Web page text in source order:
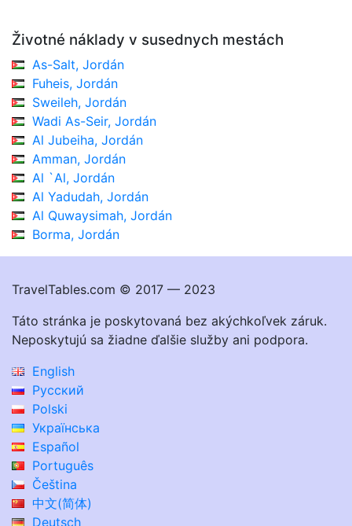
Životné náklady v susednych mestách
As-Salt, Jordán
Fuheis, Jordán
Sweileh, Jordán
Wadi As-Seir, Jordán
Al Jubeiha, Jordán
Amman, Jordán
Al `Al, Jordán
Al Yadudah, Jordán
Al Quwaysimah, Jordán
Borma, Jordán
TravelTables.com © 2017 — 2023
Táto stránka je poskytovaná bez akýchkoľvek záruk.
Neposkytujú sa žiadne ďalšie služby ani podpora.
English
Русский
Polski
Українська
Español
Português
Čeština
中文(简体)
Deutsch